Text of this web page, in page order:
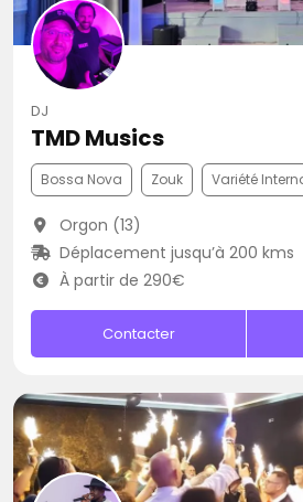
DJ
TMD Musics
Bossa Nova Zouk Variété
Orgon (13)
Déplacement jusqu’à 200 kms
À partir de 290€
Contacter